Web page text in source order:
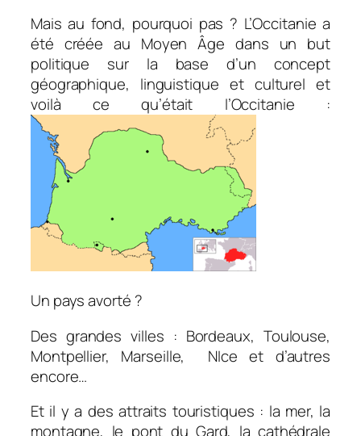
Mais au fond, pourquoi pas ? L’Occitanie a
été créée au Moyen Âge dans un but
politique sur la base d’un concept
géographique, linguistique et culturel et
voilà ce qu’était l’Occitanie :
Un pays avorté ?
Des grandes villes : Bordeaux, Toulouse,
Montpellier, Marseille, NIce et d’autres
encore…
Et il y a des attraits touristiques : la mer, la
montagne, le pont du Gard, la cathédrale